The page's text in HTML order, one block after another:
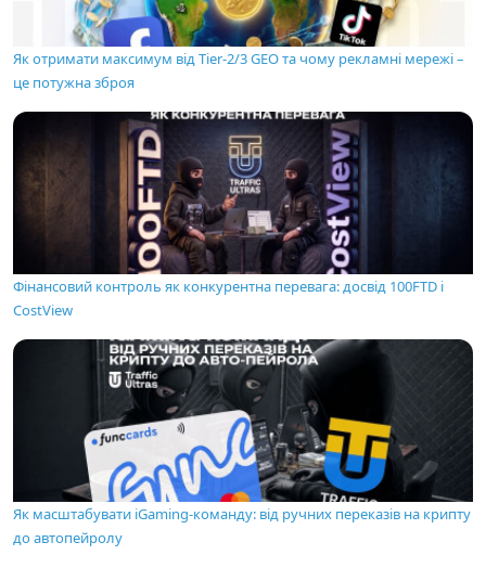
Як отримати максимум від Tier-2/3 GEO та чому рекламні мережі –
це потужна зброя
Фінансовий контроль як конкурентна перевага: досвід 100FTD і
CostView
Як масштабувати iGaming-команду: від ручних переказів на крипту
до автопейролу